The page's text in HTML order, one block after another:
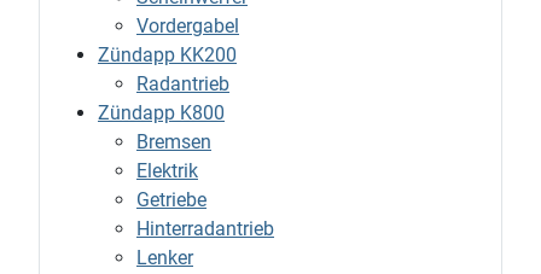
Vordergabel
Zündapp KK200
Radantrieb
Zündapp K800
Bremsen
Elektrik
Getriebe
Hinterradantrieb
Lenker